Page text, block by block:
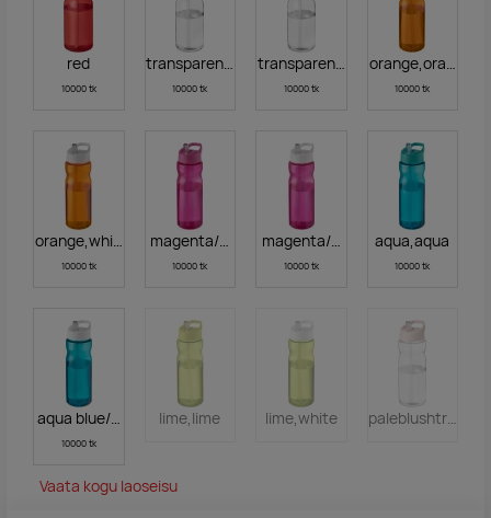
red
10000 tk
transparent,storm grey
10000 tk
transparent black
10000 tk
orange,orange
10000 tk
orange,white
10000 tk
magenta/magenta
10000 tk
magenta/white
10000 tk
aqua,aqua
10000 tk
aqua blue/white
10000 tk
lime,lime lime,white
Vaata kogu laoseisu